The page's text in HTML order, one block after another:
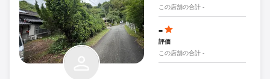
この店舗の合計 -
-
評価
この店舗の合計 -